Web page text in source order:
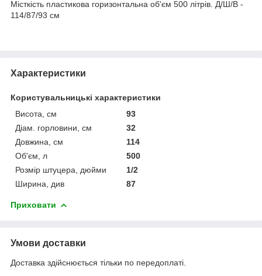
Місткість пластикова горизонтальна об'єм 500 літрів. Д/Ш/В -
114/87/93 см
Характеристики
Користувальницькі характеристики
Висота, см
93
Діам. горловини, см
32
Довжина, см
114
Об'єм, л
500
Розмір штуцера, дюйми
1/2
Ширина, див
87
Приховати
Умови доставки
Доставка здійснюється тільки по передоплаті.